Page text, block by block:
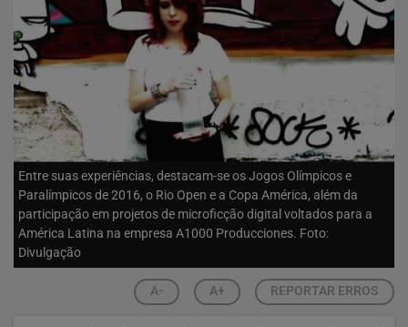
Entre suas experiências, destacam-se os Jogos Olímpicos e
Paralímpicos de 2016, o Rio Open e a Copa América, além da
participação em projetos de microficção digital voltados para a
América Latina na empresa A1000 Producciones. Foto:
Divulgação
A- A+ REPORTAR ERROS